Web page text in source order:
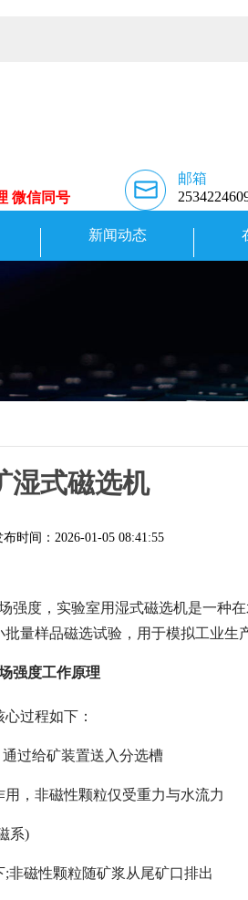
微信同号
邮箱
新闻动态
湿式磁选机
布时间： 2026-01-05 08:41:55
强度，实验室用湿式磁选机是一种
量样品磁选试验，用于模拟工业生
强度工作原理
过程如下：
过给矿装置送入分选槽
，非磁性颗粒仅受重力与水流力
系)
非磁性颗粒随矿浆从尾矿口排出